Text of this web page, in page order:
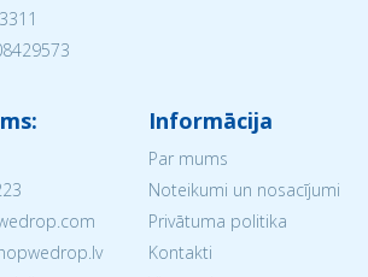
Informācija
Par mums
Noteikumi un nosacījumi
Privātuma politika
Kontakti